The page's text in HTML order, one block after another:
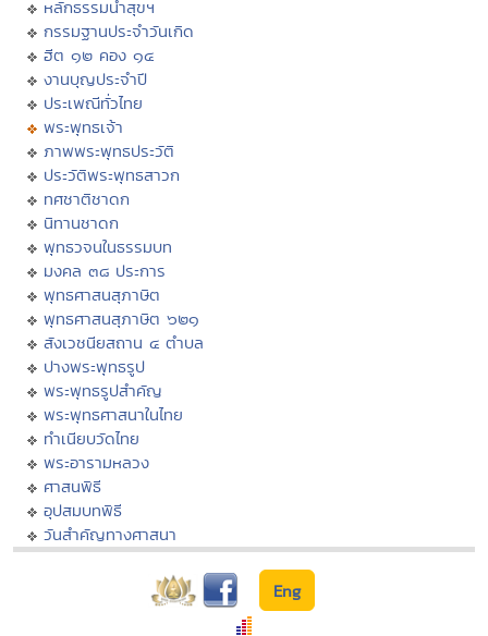
หลักธรรมนำสุขฯ
กรรมฐานประจำวันเกิด
ฮีต ๑๒ คอง ๑๔
งานบุญประจำปี
ประเพณีทั่วไทย
พระพุทธเจ้า
ภาพพระพุทธประวัติ
ประวัติพระพุทธสาวก
ทศชาติชาดก
นิทานชาดก
พุทธวจนในธรรมบท
มงคล ๓๘ ประการ
พุทธศาสนสุภาษิต
พุทธศาสนสุภาษิต ๖๒๑
สังเวชนียสถาน ๔ ตำบล
ปางพระพุทธรูป
พระพุทธรูปสำคัญ
พระพุทธศาสนาในไทย
ทำเนียบวัดไทย
พระอารามหลวง
ศาสนพิธี
อุปสมบทพิธี
วันสำคัญทางศาสนา
Eng